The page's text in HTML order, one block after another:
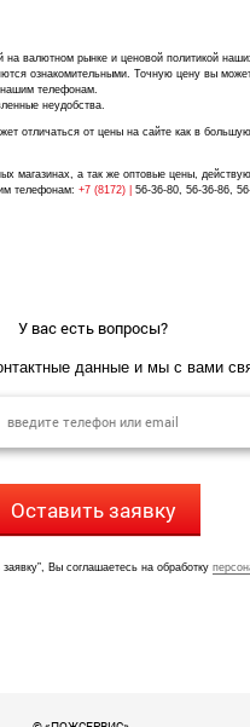
на валютном рынке и ценовой политикой
ознакомительными. Точную цену вы
нашим телефонам.
неудобства.
отличаться от цены на сайте как в
магазинах, а так же оптовые цены,
телефонам: +7 (8172) | 56-36-80, 56-36-86,
У вас есть вопросы?
данные и мы с вами
Оставить заявку
Вы соглашаетесь на обработку